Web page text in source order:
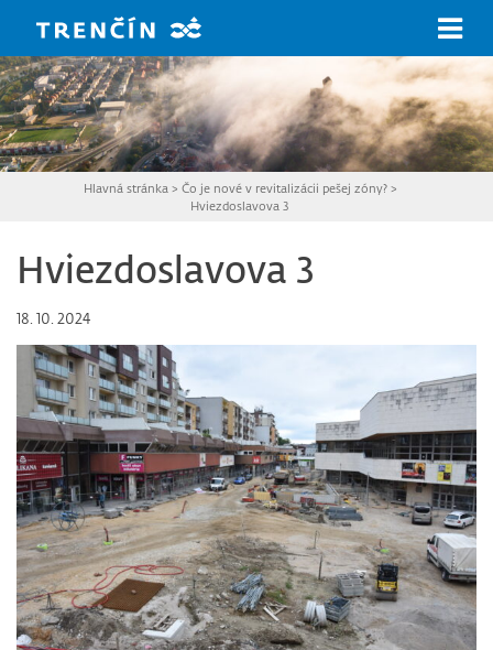
Hlavná stránka > Čo je nové v revitalizácii pešej zóny?>
Hviezdoslavova 3
Hviezdoslavova 3
18. 10. 2024